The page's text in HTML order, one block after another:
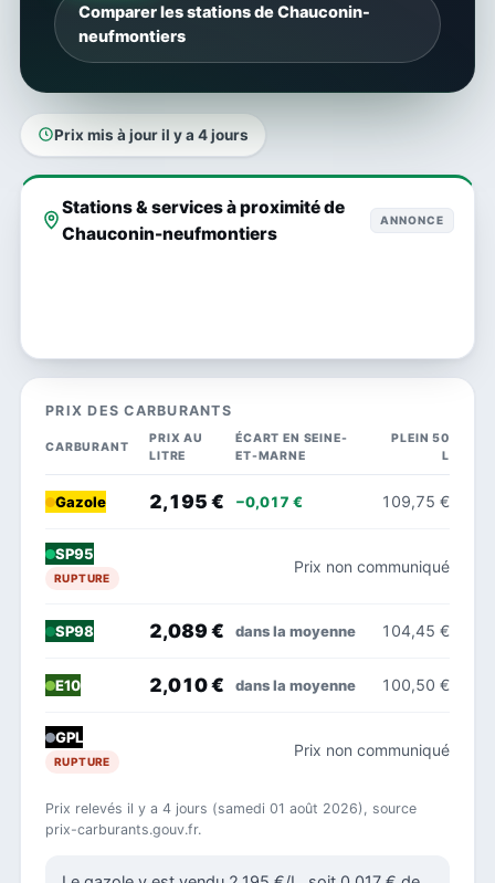
Comparer les stations de Chauconin-
neufmontiers
Prix mis à jour il y a 4 jours
Stations & services à proximité de
Chauconin-neufmontiers
ANNONCE
PRIX DES CARBURANTS
CARBURANT
PRIX AU
LITRE
ÉCART EN SEINE-
ET-MARNE
PLEIN 50
L
Gazole 2,195 € −0,017 € 109,75 €
SP95
RUPTURE
Prix non communiqué
SP98 2,089 € dans la moyenne 104,45 €
E10 2,010 € dans la moyenne 100,50 €
GPL
RUPTURE
Prix non communiqué
Prix relevés il y a 4 jours (samedi 01 août 2026), source
prix-carburants.gouv.fr.